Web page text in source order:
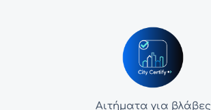
Αιτήματα για βλάβες